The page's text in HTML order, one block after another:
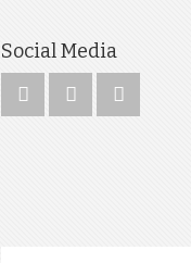
Social Media